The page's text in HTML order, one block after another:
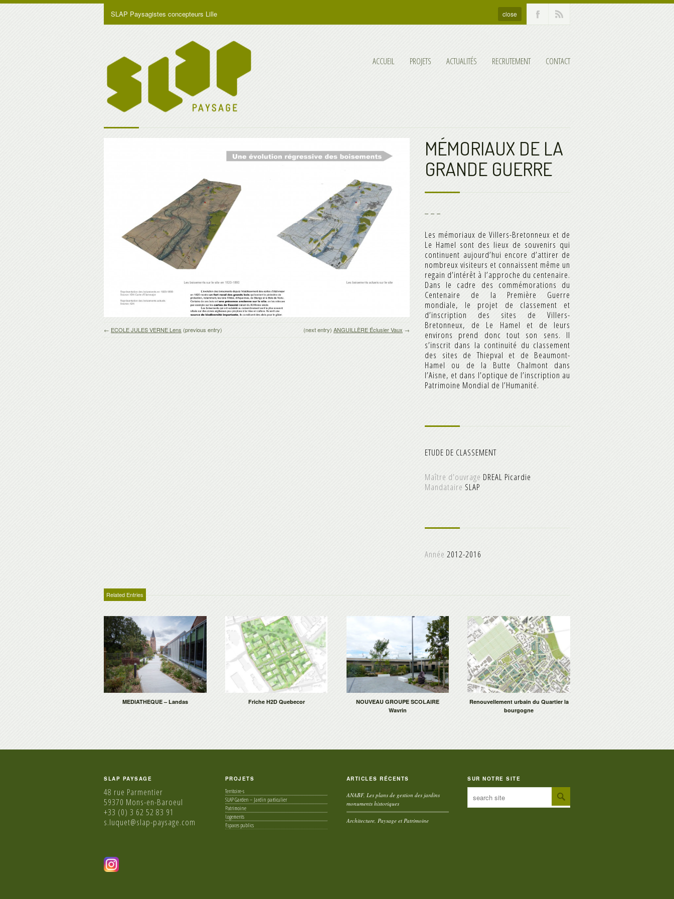
SLAP Paysagistes concepteurs Lille close
ACCUEIL PROJETS ACTUALITÉS RECRUTEMENT CONTACT
MÉMORIAUX DE LA
GRANDE GUERRE
Les mémoriaux de Villers-Bretonneux et de
Le Hamel sont des lieux de souvenirs qui
continuent aujourd’hui encore d’attirer de
nombreux visiteurs et connaissent même un
regain d’intérêt à l’approche du centenaire.
Dans le cadre des commémorations du
Centenaire de la Première Guerre
mondiale, le projet de classement et
d’inscription des sites de Villers-
Bretonneux, de Le Hamel et de leurs
environs prend donc tout son sens. Il
s’inscrit dans la continuité du classement
des sites de Thiepval et de Beaumont-
Hamel ou de la Butte Chalmont dans
l’Aisne, et dans l’optique de l’inscription au
Patrimoine Mondial de l’Humanité.
ETUDE DE CLASSEMENT
Maître d’ouvrage DREAL Picardie
Mandataire SLAP
Année 2012-2016
Related Entries
MEDIATHEQUE – Landas Friche H2D Quebecor
NOUVEAU GROUPE SCOLAIRE
Wavrin
Renouvellement urbain du Quartier la
bourgogne
SLAP PAYSAGE
48 rue Parmentier
59370 Mons-en-Baroeul
+33 (0) 3 62 52 83 91
s.luquet@slap-paysage.com
PROJETS
Territoire-s
SLAP Garden – Jardin particulier
Patrimoine
Logements
Espaces publics
ARTICLES RÉCENTS
ANABF, Les plans de gestion des jardins
monuments historiques
Architecture, Paysage et Patrimoine
SUR NOTRE SITE